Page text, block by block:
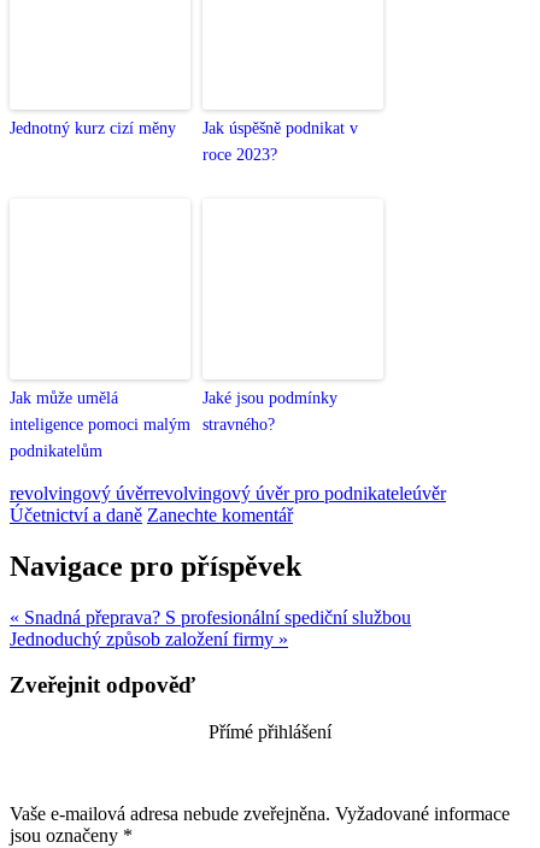
Jednotný kurz cizí měny
Jak úspěšně podnikat v
roce 2023?
Jak může umělá
inteligence pomoci malým
podnikatelům
Jaké jsou podmínky
stravného?
revolvingový úvěrrevolvingový úvěr pro podnikateleúvěr
Účetnictví a daně Zanechte komentář
Navigace pro příspěvek
« Snadná přeprava? S profesionální spediční službou
Jednoduchý způsob založení firmy »
Zveřejnit odpověď
Přímé přihlášení
Vaše e-mailová adresa nebude zveřejněna. Vyžadované informace
jsou označeny *